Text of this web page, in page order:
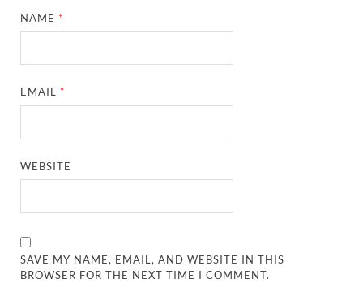
NAME*
EMAIL*
WEBSITE
SAVE MY NAME, EMAIL, AND WEBSITE IN THIS
BROWSER FOR THE NEXT TIME I COMMENT.